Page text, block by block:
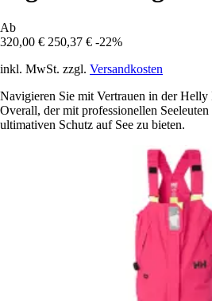
Ab
320,00 € 250,37 € -22%
inkl. MwSt. zzgl. Versandkosten
Navigieren Sie mit Vertrauen in der Helly
Overall, der mit professionellen
ultimativen Schutz auf See zu bieten.